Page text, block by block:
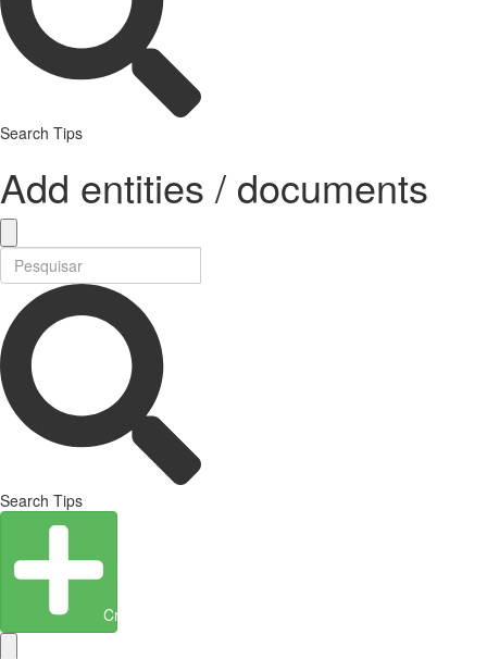
Search Tips
Add entities / documents
Search Tips
Create Entity